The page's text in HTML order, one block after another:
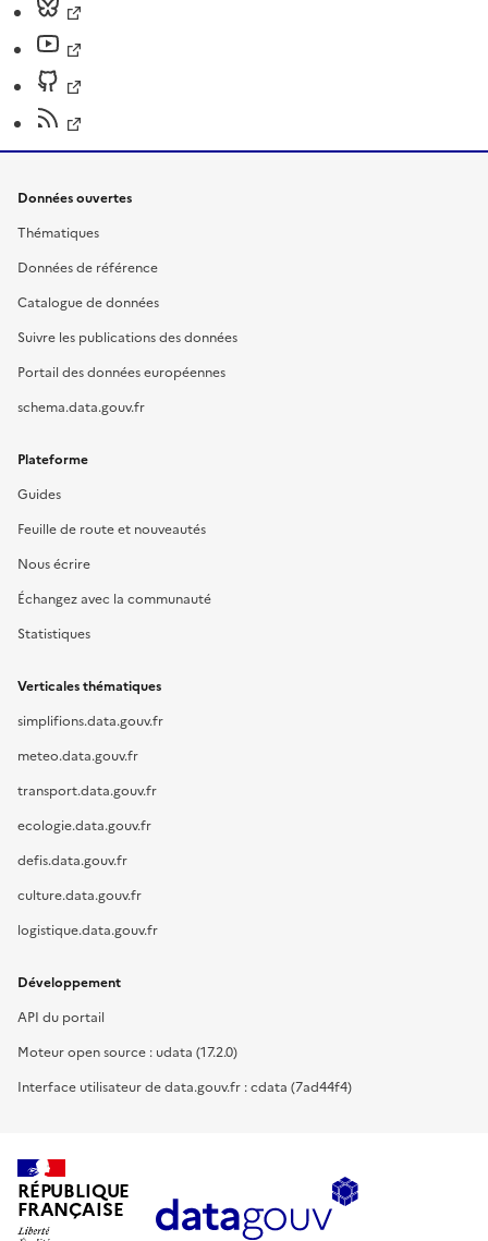
Données ouvertes
Thématiques
Données de référence
Catalogue de données
Suivre les publications des données
Portail des données européennes
schema.data.gouv.fr
Plateforme
Guides
Feuille de route et nouveautés
Nous écrire
Échangez avec la communauté
Statistiques
Verticales thématiques
simplifions.data.gouv.fr
meteo.data.gouv.fr
transport.data.gouv.fr
ecologie.data.gouv.fr
defis.data.gouv.fr
culture.data.gouv.fr
logistique.data.gouv.fr
Développement
API du portail
Moteur open source : udata (17.2.0)
Interface utilisateur de data.gouv.fr : cdata (7ad44f4)
RÉPUBLIQUE
FRANÇAISE